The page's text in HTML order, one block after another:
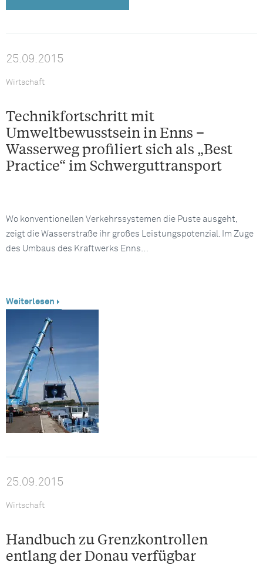
25.09.2015
Wirtschaft
Technikfortschritt mit
Umweltbewusstsein in Enns –
Wasserweg profiliert sich als „Best
Practice“ im Schwerguttransport
Wo konventionellen Verkehrssystemen die Puste ausgeht,
zeigt die Wasserstraße ihr großes Leistungspotenzial. Im Zuge
des Umbaus des Kraftwerks Enns…
Weiterlesen
25.09.2015
Wirtschaft
Handbuch zu Grenzkontrollen
entlang der Donau verfügbar